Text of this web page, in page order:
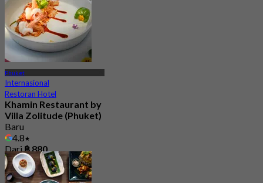
Phuket
Internasional
Restoran Hotel
Khamin Restaurant by
Villa Zolitude (Phuket)
Baru
4.8
Dari ฿ 880